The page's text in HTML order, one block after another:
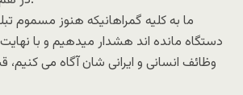
ما به کلیه گمراهانیکه هنوز مسموم
دستگاه مانده اند هشدار میدهیم و با نهایت
وظائف انسانی و ایرانی شان آگاه می کنیم،